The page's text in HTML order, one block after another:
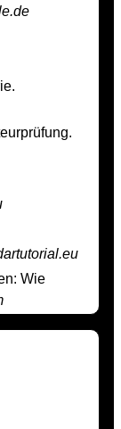
Wie